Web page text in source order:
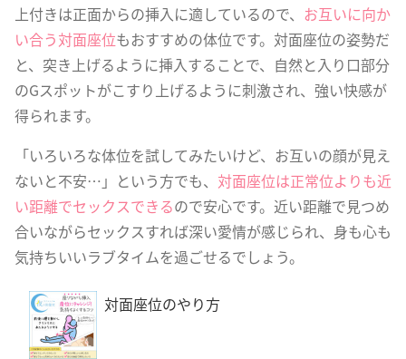
上付きは正面からの挿入に適しているので、 お互いに向か
い合う対面座位もおすすめの体位です。対面座位の姿勢だ
と、突き上げるように挿入することで、自然と入り口部分
のGスポットがこすり上げるように刺激され、強い快感が
得られます。
「いろいろな体位を試してみたいけど、お互いの顔が見え
ないと不安…」という方でも、 対面座位は正常位よりも近
い距離でセックスできるので安心です。近い距離で見つめ
合いながらセックスすれば深い愛情が感じられ、身も心も
気持ちいいラブタイムを過ごせるでしょう。
対面座位のやり方